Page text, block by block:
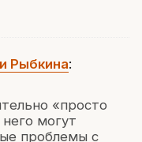
Рыбкина:
«просто
могут
проблемы с